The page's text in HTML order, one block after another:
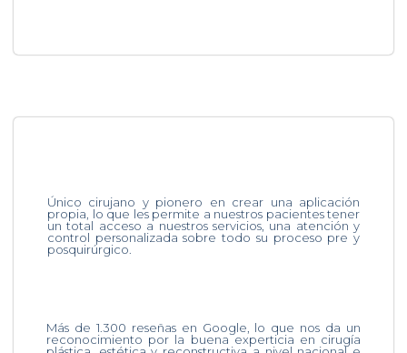
Único cirujano y pionero en crear una aplicación
propia, lo que les permite a nuestros pacientes tener
un total acceso a nuestros servicios, una atención y
control personalizada sobre todo su proceso pre y
posquirúrgico.
Más de 1.300 reseñas en Google, lo que nos da un
reconocimiento por la buena experticia en cirugía